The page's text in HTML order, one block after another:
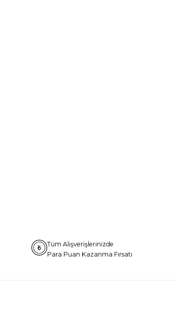
Tüm Alışverişlerinizde
Para Puan Kazanma Fırsatı